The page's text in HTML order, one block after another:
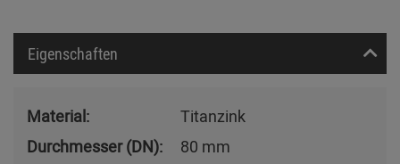
Eigenschaften
Material:
Titanzink
Durchmesser (DN):
80 mm